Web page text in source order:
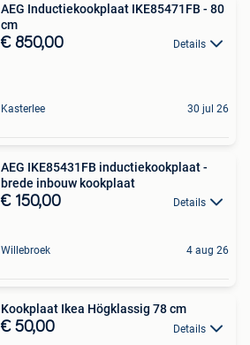
AEG Inductiekookplaat IKE85471FB - 80
cm
€ 850,00 Details
Kasterlee 30 jul 26
AEG IKE85431FB inductiekookplaat -
brede inbouw kookplaat
€ 150,00 Details
Willebroek 4 aug 26
Kookplaat Ikea Högklassig 78 cm
€ 50,00 Details